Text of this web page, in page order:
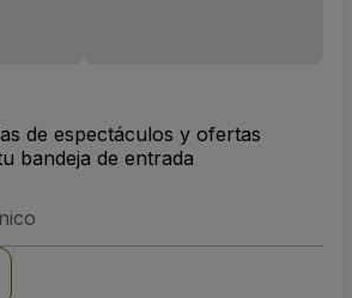
de espectáculos y ofertas
bandeja de entrada